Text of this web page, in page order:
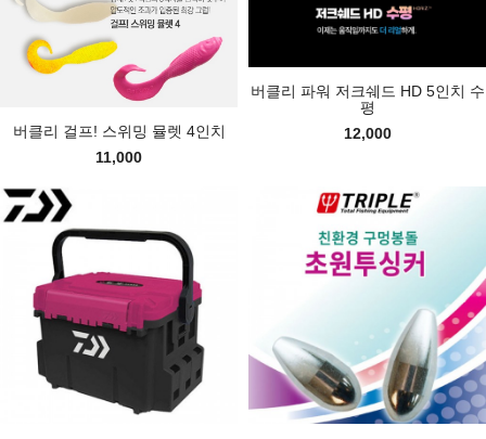
버클리 걸프! 스위밍 뮬렛 4인치
11,000
버클리 파워 저크쉐드 HD 5인치 수
평
12,000